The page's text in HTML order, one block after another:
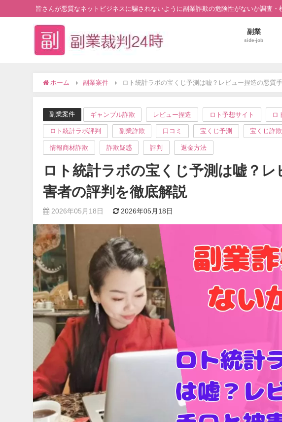
皆さんが悪質なネットビジネスに騙されないように副業詐欺の危険性がないか調査・
副業
side-job
ホーム 副業案件 ロト統計ラボの宝くじ予測は嘘？レビュー捏造の悪質
副業案件 ギャンブル詐欺 レビュー捏造 ロト予想サイト ロ
ロト統計ラボ評判 副業詐欺 口コミ 宝くじ予測 宝くじ詐欺
情報商材詐欺 詐欺疑惑 評判 返金方法
ロト統計ラボの宝くじ予測は嘘？
害者の評判を徹底解説
2026年05月18日 2026年05月18日